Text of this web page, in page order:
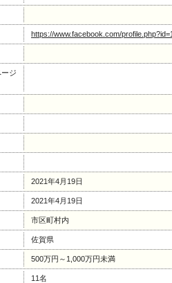
https://www.facebook.com/
ジ
2021年4月19日
2021年4月19日
市区町村内
佐賀県
500万円～1,000万円未満
11名